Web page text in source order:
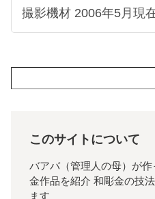
撮影機材 2006年5月現
このサイトについて
バアバ（管理人の母）が
金作品を紹介 和彫金の技
ます